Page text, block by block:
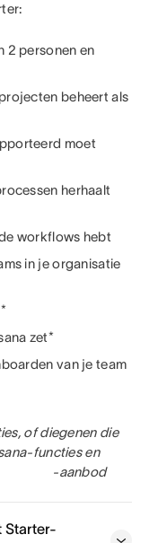
2 personen en
beheert als
moet
herhaalt
workflows hebt
in je organisatie
zet*
van je team
of diegenen die
functies en
-aanbod
Starter-